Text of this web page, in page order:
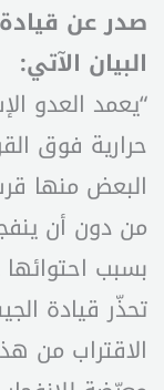
صدر عن
البيان الآتي:
“يعمد العدو
حرارية فوق
البعض منها
من دون أن
بسبب
تحذّر قيادة
الاقتراب من